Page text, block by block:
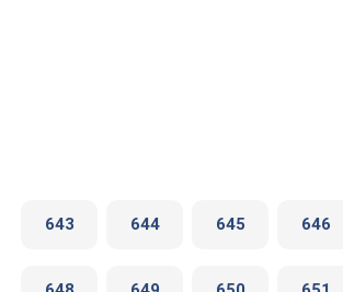
643 644 645 646